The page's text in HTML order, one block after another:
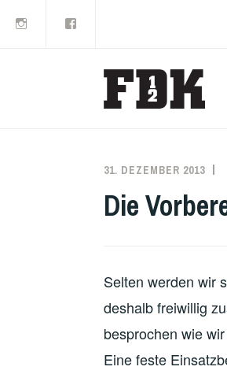
Inhalt
31. DEZEMBER 2013
Die
Selten werden wir
deshalb freiwillig
besprochen wie
Eine feste